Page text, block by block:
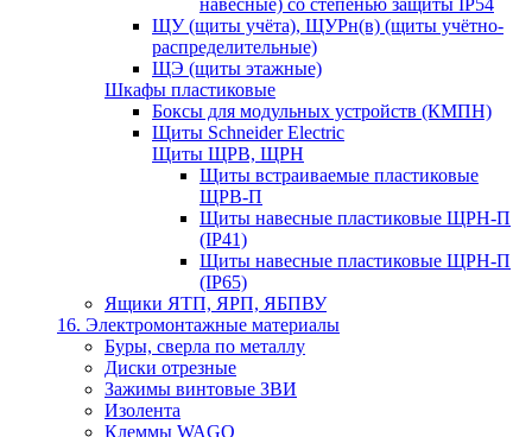
навесные) со степенью защиты IP54
ЩУ (щиты учёта), ЩУРн(в) (щиты учётно-
распределительные)
ЩЭ (щиты этажные)
Шкафы пластиковые
Боксы для модульных устройств (КМПН)
Щиты Schneider Electric
Щиты ЩРВ, ЩРН
Щиты встраиваемые пластиковые
ЩРВ-П
Щиты навесные пластиковые ЩРН-П
(IP41)
Щиты навесные пластиковые ЩРН-П
(IP65)
Ящики ЯТП, ЯРП, ЯБПВУ
16. Электромонтажные материалы
Буры, сверла по металлу
Диски отрезные
Зажимы винтовые ЗВИ
Изолента
Клеммы WAGO